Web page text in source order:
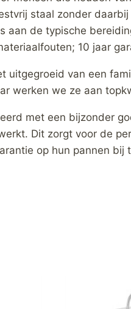
staal zonder
de typische
10 jaar
uitgegroeid van een
werken we ze aan
met een bijzonder
Dit zorgt voor de
op hun pannen bij